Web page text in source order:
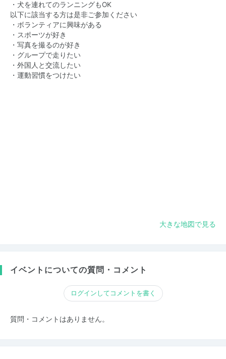
・犬を連れてのランニングもOK
以下に該当する方は是非ご参加ください
・ボランティアに興味がある
・スポーツが好き
・写真を撮るのが好き
・グループで走りたい
・外国人と交流したい
・運動習慣をつけたい
大きな地図で見る
イベントについての質問・コメント
ログインしてコメントを書く
質問・コメントはありません。